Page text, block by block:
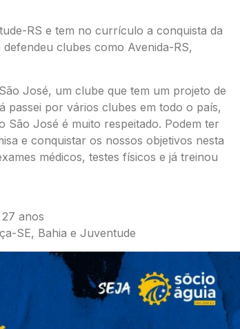
RS e tem no currículo a conquista da
clubes como Avenida-RS,
José, um clube que tem um projeto de
passei por vários clubes em todo o país,
São José é muito respeitado. Podem ter
e conquistar os nossos objetivos nesta
médicos, testes físicos e já treinou
anos
SE, Bahia e Juventude